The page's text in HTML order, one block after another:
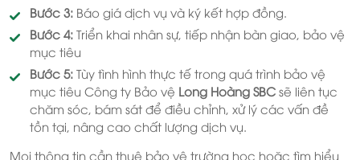
Bước 3: Báo giá dịch vụ và ký kết hợp đồng.
Bước 4: Triển khai nhân sự, tiếp nhận bàn giao, bảo vệ
mục tiêu
Bước 5: Tùy tình hình thực tế trong quá trình bảo vệ
mục tiêu Công ty Bảo vệ Long Hoàng SBC sẽ liên tục
chăm sóc, bám sát để điều chỉnh, xử lý các vấn đề
tồn tại, nâng cao chất lượng dịch vụ.
Mọi thông tin cần thuê bảo vệ trường học hoặc tìm hiểu